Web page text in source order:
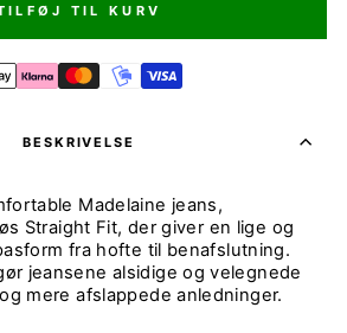
TIL KURV
BESKRIVELSE
Madelaine jeans,
Straight Fit, der giver en lige og
fra hofte til benafslutning.
jeansene alsidige og velegnede
mere afslappede anledninger.